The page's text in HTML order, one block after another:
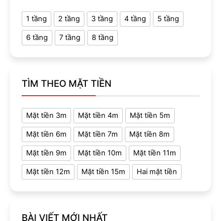
1 tầng 2 tầng 3 tầng 4 tầng 5 tầng
6 tầng 7 tầng 8 tầng
TÌM THEO MẶT TIỀN
Mặt tiền 3m Mặt tiền 4m Mặt tiền 5m
Mặt tiền 6m Mặt tiền 7m Mặt tiền 8m
Mặt tiền 9m Mặt tiền 10m Mặt tiền 11m
Mặt tiền 12m Mặt tiền 15m Hai mặt tiền
BÀI VIẾT MỚI NHẤT